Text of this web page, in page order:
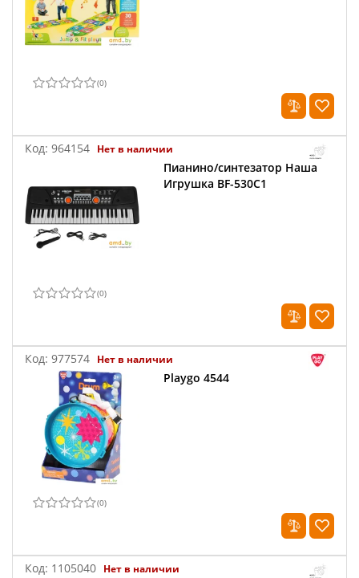
(0)
Код: 964154 Нет в наличии
Пианино/синтезатор Наша
Игрушка BF-530C1
(0)
Код: 977574 Нет в наличии
Playgo 4544
(0)
Код: 1105040 Нет в наличии